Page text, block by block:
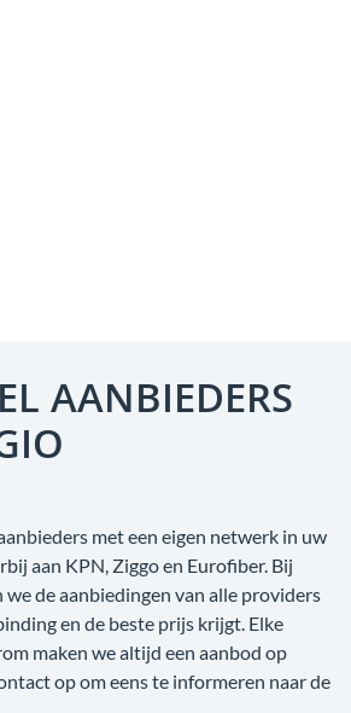
AANBIEDERS
met een eigen netwerk in uw
aan KPN, Ziggo en Eurofiber. Bij
de aanbiedingen van alle providers
en de beste prijs krijgt. Elke
maken we altijd een aanbod op
op om eens te informeren naar de